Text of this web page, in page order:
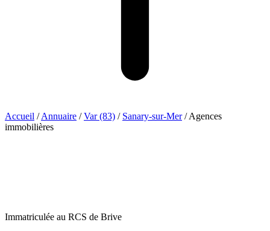
Accueil / Annuaire / Var (83) / Sanary-sur-Mer / Agences
immobilières
Immatriculée au RCS de Brive